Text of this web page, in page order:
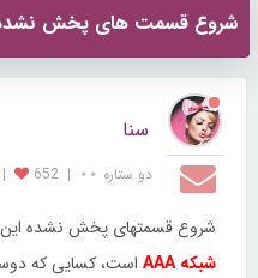
شروع قسمت های پخش نشده
سنا
دو ستاره ⋆⋆ |
652
|
شروع قسمتهای پخش نشده این
شبکه AAA
است، کسایی که